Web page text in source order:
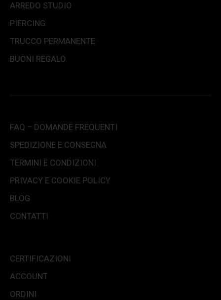
ARREDO STUDIO
PIERCING
TRUCCO PERMANENTE
BUONI REGALO
FAQ – DOMANDE FREQUENTI
SPEDIZIONE E CONSEGNA
TERMINI E CONDIZIONI
PRIVACY E COOKIE POLICY
BLOG
CONTATTI
CERTIFICAZIONI
ACCOUNT
ORDINI